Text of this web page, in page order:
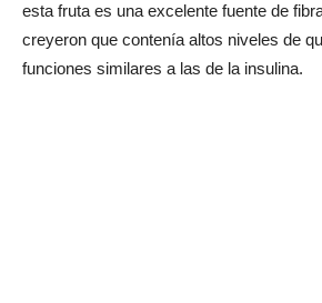
esta fruta es una excelente fuente de
creyeron que contenía altos niveles de
funciones similares a las de la insulina.